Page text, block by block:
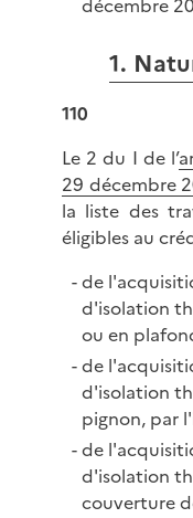
décembre
1.
110
Le 2 du I de l’
29 décembre
la liste des
éligibles au
de
d'isolation
ou en
de
d'isolation
pignon, par
de
d'isolation
couverture